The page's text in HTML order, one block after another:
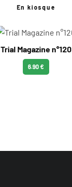
En kiosque
Trial Magazine n°120
6.90 €